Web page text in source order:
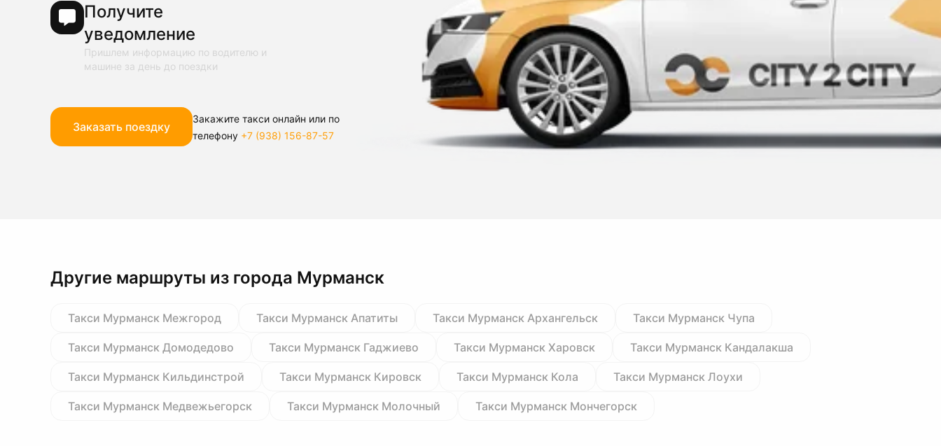
Получите
уведомление
Пришлем информацию по водителю и
машине за день до поездки
Заказать поездку
Закажите такси онлайн или по
телефону +7 (938) 156-87-57
Другие маршруты из города Мурманск
Такси Мурманск Межгород Такси Мурманск Апатиты Такси Мурманск Архангельск Такси Мурманск Чупа
Такси Мурманск Домодедово Такси Мурманск Гаджиево Такси Мурманск Харовск Такси Мурманск Кандалакша
Такси Мурманск Кильдинстрой Такси Мурманск Кировск Такси Мурманск Кола Такси Мурманск Лоухи
Такси Мурманск Медвежьегорск Такси Мурманск Молочный Такси Мурманск Мончегорск